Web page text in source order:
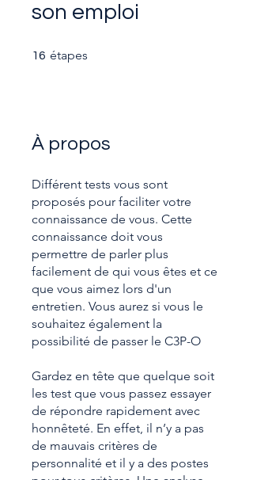
son emploi
16 étapes
À propos
Différent tests vous sont
proposés pour faciliter votre
connaissance de vous. Cette
connaissance doit vous
permettre de parler plus
facilement de qui vous êtes et ce
que vous aimez lors d'un
entretien. Vous aurez si vous le
souhaitez également la
possibilité de passer le C3P-O
Gardez en tête que quelque soit
les test que vous passez essayer
de répondre rapidement avec
honnêteté. En effet, il n’y a pas
de mauvais critères de
personnalité et il y a des postes